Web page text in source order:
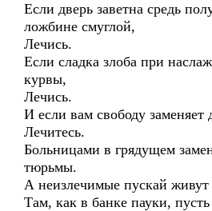
Если дверь заветна средь
ложбине смуглой,
Лечись.
Если сладка злоба при
курвы,
Лечись.
И если вам свободу
Лечитесь.
Больницами в грядущем
тюрьмы.
А неизлечимые пускай живут
Там, как в банке пауки,